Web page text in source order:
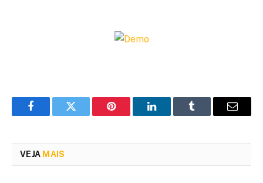
FacebookTwitter Pinterest LinkedInTumblr Email
VEJA MAIS